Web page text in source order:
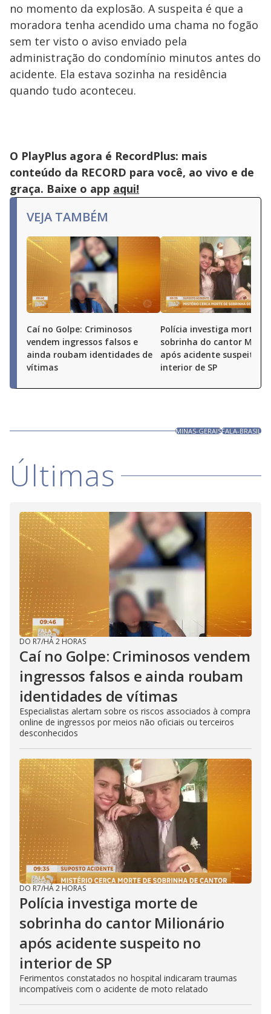
no momento da explosão. A suspeita é que a
moradora tenha acendido uma chama no fogão
sem ter visto o aviso enviado pela
administração do condomínio minutos antes do
acidente. Ela estava sozinha na residência
quando tudo aconteceu.
O PlayPlus agora é RecordPlus: mais
conteúdo da RECORD para você, ao vivo e de
graça. Baixe o app aqui!
VEJA TAMBÉM
Caí no Golpe: Criminosos
vendem ingressos falsos e
ainda roubam identidades de
vítimas
Polícia investiga morte de
sobrinha do cantor
após acidente suspeito
interior de SP
MINAS-GERAISFALA-BRASIL
Últimas
DO R7/HÁ 2 HORAS
Caí no Golpe: Criminosos vendem
ingressos falsos e ainda roubam
identidades de vítimas
Especialistas alertam sobre os riscos associados à compra
online de ingressos por meios não oficiais ou terceiros
desconhecidos
DO R7/HÁ 2 HORAS
Polícia investiga morte de
sobrinha do cantor Milionário
após acidente suspeito no
interior de SP
Ferimentos constatados no hospital indicaram traumas
incompatíveis com o acidente de moto relatado